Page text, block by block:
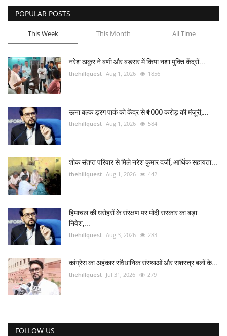
Enquiry
POPULAR POSTS
This Week This Month All Time
नरेश ठाकुर ने बणी और बड़सर में किया नशा मुक्ति केंद्रों...
thehillquest Aug 1, 2026 1856
ऊना बल्क ड्रग पार्क को केंद्र से ₹1000 करोड़ की मंजूरी,...
thehillquest Aug 1, 2026 584
शोक संतप्त परिवार से मिले नरेश कुमार दर्जी, आर्थिक सहायता...
thehillquest Aug 1, 2026 442
हिमाचल की धरोहरों के संरक्षण पर मोदी सरकार का बड़ा
निवेश,...
thehillquest Aug 3, 2026 283
कांग्रेस का अहंकार संवैधानिक संस्थाओं और सशस्त्र बलों के...
thehillquest Jul 31, 2026 279
FOLLOW US